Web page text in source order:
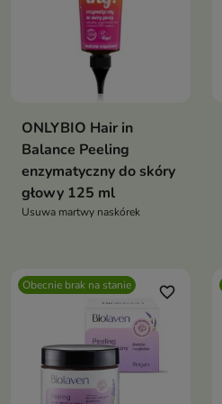
ONLYBIO Hair in
Balance Peeling
enzymatyczny do skóry
głowy 125 ml
Usuwa martwy naskórek
Obecnie brak na stanie favorite_border